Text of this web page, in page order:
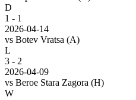
D
1 - 1
2026-04-14
vs Botev Vratsa (A)
L
3 - 2
2026-04-09
vs Beroe Stara Zagora (H)
W